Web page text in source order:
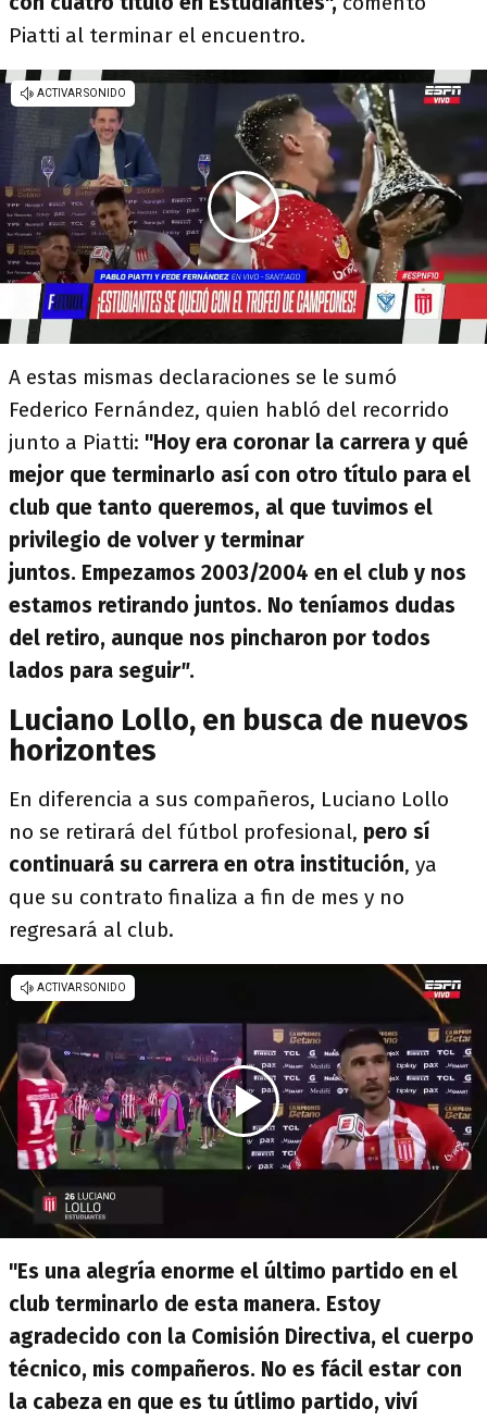
Piatti al terminar el encuentro.
A estas mismas declaraciones se le sumó
Federico Fernández, quien habló del recorrido
junto a Piatti: "Hoy era coronar la carrera y qué
mejor que terminarlo así con otro título para el
club que tanto queremos, al que tuvimos el
privilegio de volver y terminar
juntos. Empezamos 2003/2004 en el club y nos
estamos retirando juntos. No teníamos dudas
del retiro, aunque nos pincharon por todos
lados para seguir".
Luciano Lollo, en busca de nuevos
horizontes
En diferencia a sus compañeros, Luciano Lollo
no se retirará del fútbol profesional, pero sí
continuará su carrera en otra institución, ya
que su contrato finaliza a fin de mes y no
regresará al club.
"Es una alegría enorme el último partido en el
club terminarlo de esta manera. Estoy
agradecido con la Comisión Directiva, el cuerpo
técnico, mis compañeros. No es fácil estar con
la cabeza en que es tu útlimo partido, viví